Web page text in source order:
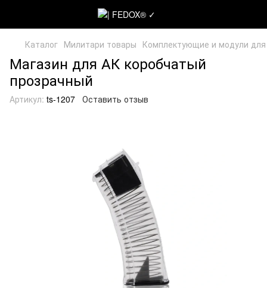
Каталог Милитари товары Комплектующие и модули
Магазин для АК коробчатый
прозрачный
Артикул: ts-1207 Оставить отзыв